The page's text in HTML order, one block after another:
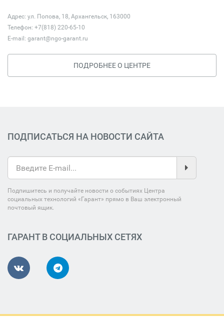
Адрес: ул. Попова, 18, Архангельск, 163000
Телефон: +7(818) 220-65-10
E-mail: garant@ngo-garant.ru
ПОДРОБНЕЕ О ЦЕНТРЕ
ПОДПИСАТЬСЯ НА НОВОСТИ САЙТА
Подпишитесь и получайте новости о событиях Центра
социальных технологий «Гарант» прямо в Ваш электронный
почтовый ящик.
ГАРАНТ В СОЦИАЛЬНЫХ СЕТЯХ